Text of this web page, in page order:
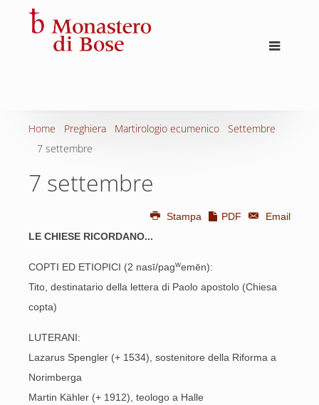
Home Preghiera Martirologio ecumenico
Settembre
7 settembre
7 settembre
Stampa PDF
Email
LE CHIESE RICORDANO...
COPTI ED ETIOPICI (2 nasī/pagwemēn):
Tito, destinatario della lettera di Paolo apostolo (Chiesa
copta)
LUTERANI:
Lazarus Spengler (+ 1534), sostenitore della Riforma a
Norimberga
Martin Kähler (+ 1912), teologo a Halle